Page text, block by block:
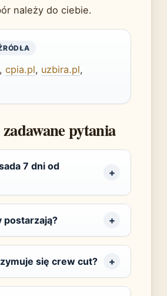
należy do ciebie.
, cpia.pl, uzbira.pl,
pytania
7 dni od
postarzają?
się crew cut?